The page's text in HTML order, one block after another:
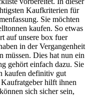
Kaufkriterien für
Sie möchten
kaufen. So etwas
auf unsere box fuer
in der Vergangenheit
müssen. Dies hat nun ein
gehört einfach dazu. Sie
kaufen definitiv gut
hilft ihnen
sich sicher sein,